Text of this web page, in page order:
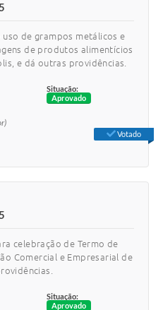
de grampos metálicos e
de produtos alimentícios
e dá outras providências.
Situação:
Aprovado
Votado
celebração de Termo de
Comercial e Empresarial de
Situação:
Aprovado